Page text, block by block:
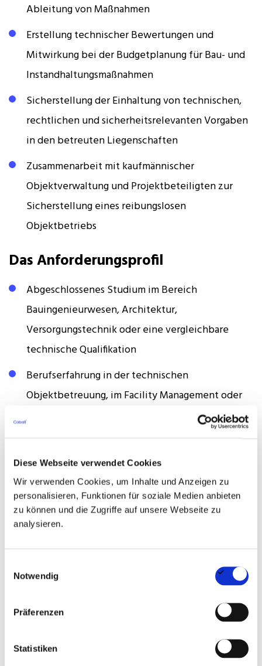
Diese Webseite verwendet Cookies
Wir verwenden Cookies, um Inhalte und Anzeigen zu
personalisieren, Funktionen für soziale Medien anbieten
zu können und die Zugriffe auf unsere Webseite zu
analysieren.
Notwendig
Präferenzen
Statistiken
Ableitung von Maßnahmen
Erstellung technischer Bewertungen und
Mitwirkung bei der Budgetplanung für Bau- und
Instandhaltungsmaßnahmen
Sicherstellung der Einhaltung von technischen,
rechtlichen und sicherheitsrelevanten Vorgaben
in den betreuten Liegenschaften
Zusammenarbeit mit kaufmännischer
Objektverwaltung und Projektbeteiligten zur
Sicherstellung eines reibungslosen
Objektbetriebs
Das Anforderungsprofil
Abgeschlossenes Studium im Bereich
Bauingenieurwesen, Architektur,
Versorgungstechnik oder eine vergleichbare
technische Qualifikation
Berufserfahrung in der technischen
Objektbetreuung, im Facility Management oder
im technischen Immobilienmanagement
idealerweise Erfahrung mit
immobilienwirtschaftlichen IT-Systemen
Gute Deutschkenntnisse in Wort und Schrift
sowie sicheres Formulieren technischer
Strukturierte, eigenverantwortliche
Organisationsvermögen
Umgang mit internen und externen